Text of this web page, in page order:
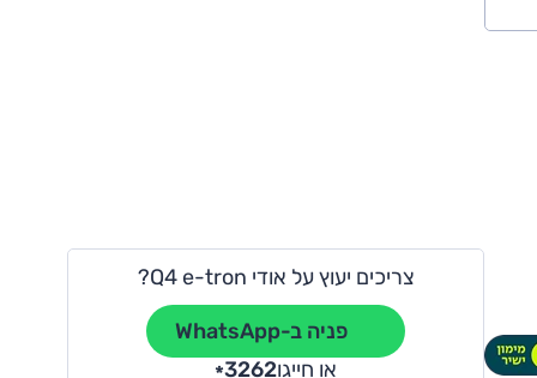
צריכים יעוץ על אודי Q4 e-tron?
פניה ב-WhatsApp
או חייגו3262